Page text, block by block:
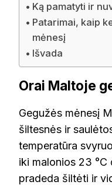
Ką pamatyti ir
Patarimai, kaip
mėnesį
Išvada
Orai Maltoje
Gegužės mėnesį
šiltesnės ir
temperatūra
iki malonios 23 °C
pradeda šiltėti ir